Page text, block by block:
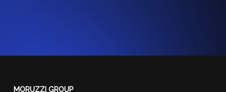
MORUZZI GROUP